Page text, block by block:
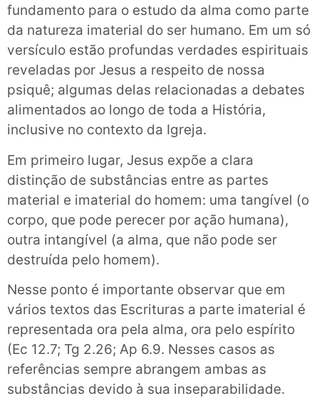
fundamento para o estudo da alma como parte
da natureza imaterial do ser humano. Em um só
versículo estão profundas verdades espirituais
reveladas por Jesus a respeito de nossa
psiquê; algumas delas relacionadas a debates
alimentados ao longo de toda a História,
inclusive no contexto da Igreja.
Em primeiro lugar, Jesus expõe a clara
distinção de substâncias entre as partes
material e imaterial do homem: uma tangível (o
corpo, que pode perecer por ação humana),
outra intangível (a alma, que não pode ser
destruída pelo homem).
Nesse ponto é importante observar que em
vários textos das Escrituras a parte imaterial é
representada ora pela alma, ora pelo espírito
(Ec 12.7; Tg 2.26; Ap 6.9. Nesses casos as
referências sempre abrangem ambas as
substâncias devido à sua inseparabilidade.